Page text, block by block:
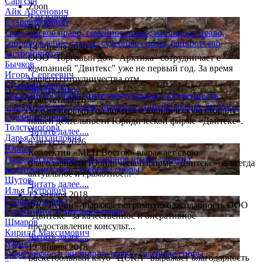
Айк Арсенович
Старший юрист
Гражданское право, семейное право, жилищное право,
сопровождение сделок, судебные споры, банкротство
застройщиков
Бычков
Игорь Сергеевич
Старший юрист
Гражданское право, интеллектуальная собственность,
сопровождение сделок, правовое сопровождение бизнеса,
судебные споры
Толстоногова
Дарья Михайловна
Юрист
Гражданское право, жилищное право, сделки с
недвижимостью, судебные споры
Шутов
Илья Петрович
Старший юрист
Спортивное и трудовое право
Шмаров
Кирилл Максимович
Юрист
Гражданское и жилищное право, судебные споры
Zoon
9 отзывов
5.0
14 апреля 2020
ООО "Торговый дом "Арктика" сотрудничает с
компанией "Двитекс" уже не первый год. За время
нашего сотрудничества отм...
Читать далее....
6 августа 2026
Уже не первый год доверяем юридическую сторону
нашей деятельности Юридической фирме «Двитекс».
Читать далее....
6 августа 2026
Коллектив «МЕП Восток» выражает свою
благодарность Юридической фирме «Двитекс» за всегда
актуальное и грамотное...
Читать далее....
12 января 2018
ФК "Рубин" выражает огромную благодарность ООО
"Двитекс" за качественное и оперативное
предоставление консульт...
Читать далее....
12 января 2018
Баскетбольный клуб "ЦСКА" выражает благодарность